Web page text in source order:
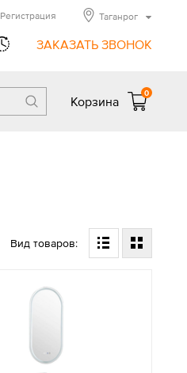
ЗАКАЗАТЬ ЗВОНОК
Регистрация Таганрог
Корзина
0
Вид товаров: